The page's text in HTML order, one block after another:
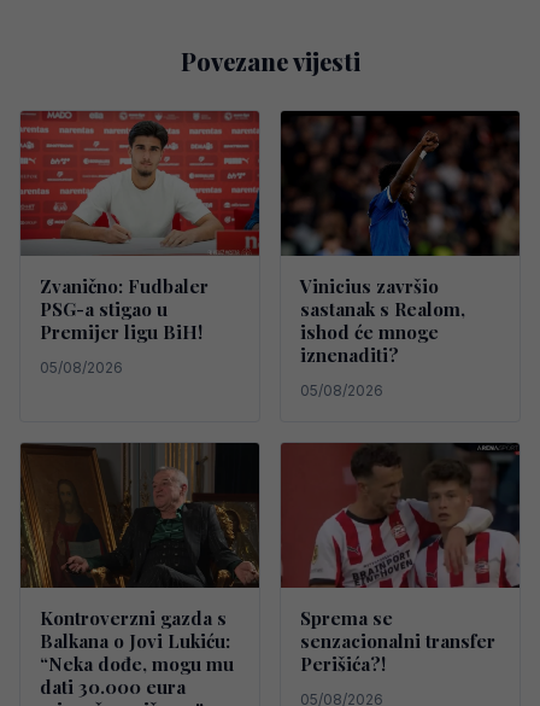
Povezane vijesti
Zvanično: Fudbaler
PSG-a stigao u
Premijer ligu BiH!
05/08/2026
Vinicius završio
sastanak s Realom,
ishod će mnoge
iznenaditi?
05/08/2026
Kontroverzni gazda s
Balkana o Jovi Lukiću:
“Neka dođe, mogu mu
dati 30.000 eura
Sprema se
senzacionalni transfer
Perišića?!
05/08/2026